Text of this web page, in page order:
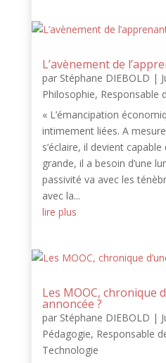
L’avènement de
par Stéphane DIEBOLD |
Philosophie, Responsable
« L’émancipation
intimement liées. A
s’éclaire, il devient capable
grande, il a besoin d’une
passivité va avec les
avec la...
lire plus
Les MOOC, chronique
annoncée ?
par Stéphane DIEBOLD |
Pédagogie, Responsable
Technologie